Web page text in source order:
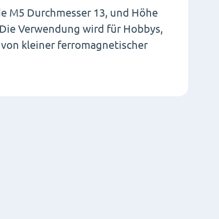
M5 Durchmesser 13, und Höhe
Verwendung wird für Hobbys,
kleiner ferromagnetischer